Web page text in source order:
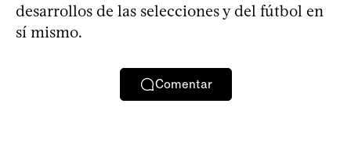
desarrollos de las selecciones y del fútbol en
sí mismo.
Comentar